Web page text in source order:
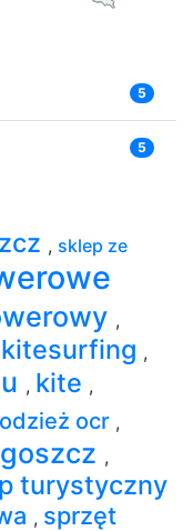
5
5
, sklep ze
,
kitesurfing ,
, kite ,
odzież ocr ,
,
turystyczny
, sprzęt